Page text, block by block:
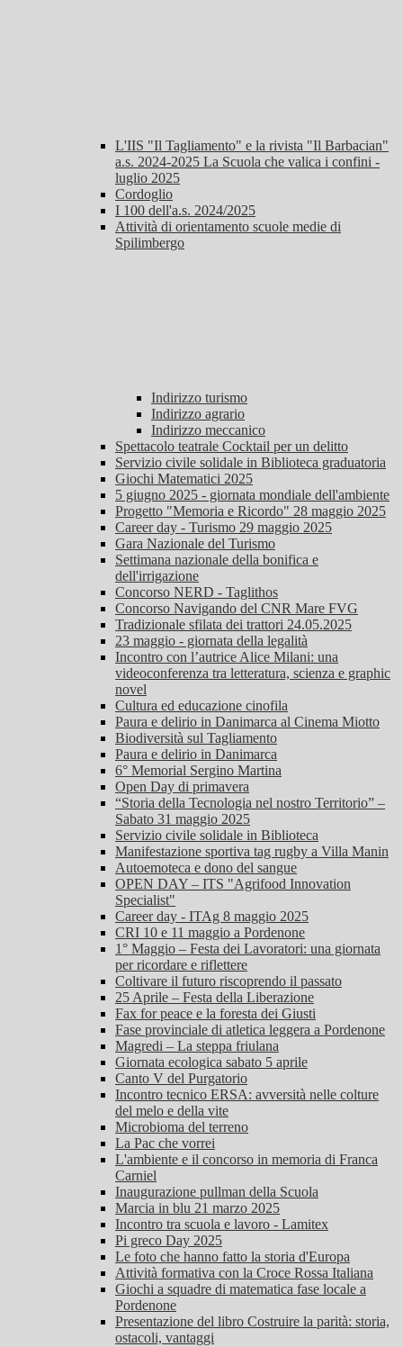
L'IIS "Il Tagliamento" e la rivista "Il Barbacian"
a.s. 2024-2025 La Scuola che valica i confini -
luglio 2025
Cordoglio
I 100 dell'a.s. 2024/2025
Attività di orientamento scuole medie di
Spilimbergo
Indirizzo turismo
Indirizzo agrario
Indirizzo meccanico
Spettacolo teatrale Cocktail per un delitto
Servizio civile solidale in Biblioteca graduatoria
Giochi Matematici 2025
5 giugno 2025 - giornata mondiale dell'ambiente
Progetto "Memoria e Ricordo" 28 maggio 2025
Career day - Turismo 29 maggio 2025
Gara Nazionale del Turismo
Settimana nazionale della bonifica e
dell'irrigazione
Concorso NERD - Taglithos
Concorso Navigando del CNR Mare FVG
Tradizionale sfilata dei trattori 24.05.2025
23 maggio - giornata della legalità
Incontro con l’autrice Alice Milani: una
videoconferenza tra letteratura, scienza e graphic
novel
Cultura ed educazione cinofila
Paura e delirio in Danimarca al Cinema Miotto
Biodiversità sul Tagliamento
Paura e delirio in Danimarca
6° Memorial Sergino Martina
Open Day di primavera
“Storia della Tecnologia nel nostro Territorio” –
Sabato 31 maggio 2025
Servizio civile solidale in Biblioteca
Manifestazione sportiva tag rugby a Villa Manin
Autoemoteca e dono del sangue
OPEN DAY – ITS "Agrifood Innovation
Specialist"
Career day - ITAg 8 maggio 2025
CRI 10 e 11 maggio a Pordenone
1° Maggio – Festa dei Lavoratori: una giornata
per ricordare e riflettere
Coltivare il futuro riscoprendo il passato
25 Aprile – Festa della Liberazione
Fax for peace e la foresta dei Giusti
Fase provinciale di atletica leggera a Pordenone
Magredi – La steppa friulana
Giornata ecologica sabato 5 aprile
Canto V del Purgatorio
Incontro tecnico ERSA: avversità nelle colture
del melo e della vite
Microbioma del terreno
La Pac che vorrei
L'ambiente e il concorso in memoria di Franca
Carniel
Inaugurazione pullman della Scuola
Marcia in blu 21 marzo 2025
Incontro tra scuola e lavoro - Lamitex
Pi greco Day 2025
Le foto che hanno fatto la storia d'Europa
Attività formativa con la Croce Rossa Italiana
Giochi a squadre di matematica fase locale a
Pordenone
Presentazione del libro Costruire la parità: storia,
ostacoli, vantaggi